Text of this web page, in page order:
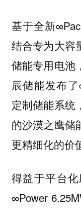
基于全新
结合专为大容
储能专用电池
辰储能发布
定制储能系统
的沙漠之鹰储
更精细化的价
得益于平台
∞Power